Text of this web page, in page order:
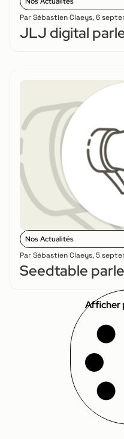
Par Sébastien Claeys,6
JLJ digital
Nos Actualités
Par Sébastien Claeys,5
Seedtable
Afficher